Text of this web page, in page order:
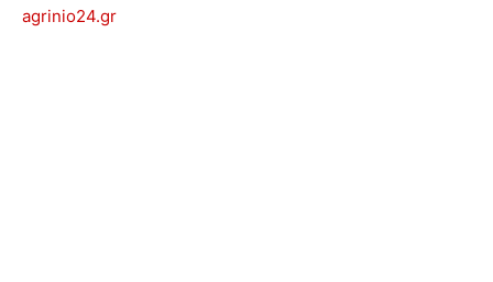
agrinio24.gr